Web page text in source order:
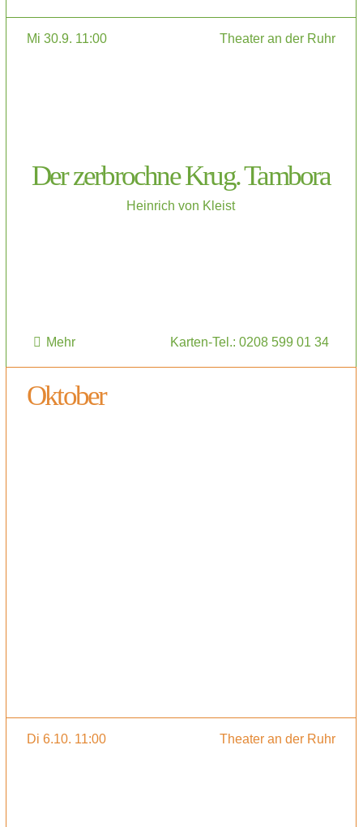
Mi 30.9. 11:00 Theater an der Ruhr
Der zerbrochne Krug. Tambora
Heinrich von Kleist
Mehr Karten-Tel.: 0208 599 01 34
Oktober
Di 6.10. 11:00 Theater an der Ruhr